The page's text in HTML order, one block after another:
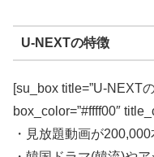
U-NEXTの特徴
[su_box title=”U-NEXT
box_color=”#ffff00″
・見放題動画が